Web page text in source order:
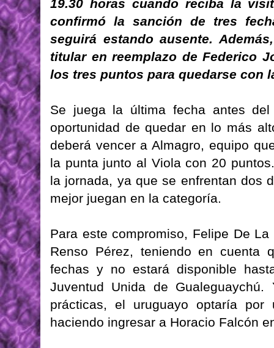
19.30 horas cuando reciba la
confirmó la sanción de tres
seguirá estando ausente.
titular en reemplazo de Federico
los tres puntos para quedarse con
Se juega la última fecha antes
oportunidad de quedar en lo más
deberá vencer a Almagro, equipo
la punta junto al Viola con 20
la jornada, ya que se enfrentan dos
mejor juegan en la categoría.
Para este compromiso, Felipe De
Renso Pérez, teniendo en cuenta
fechas y no estará disponible
Juventud Unida de
prácticas, el uruguayo optaría por
haciendo ingresar a Horacio Falcón